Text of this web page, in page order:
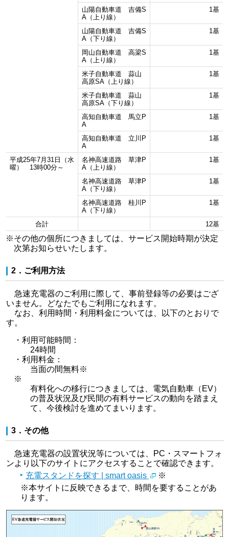
山陽自動車道 吉備S
A（上り線）
1基
山陽自動車道 吉備S
A（下り線）
1基
岡山自動車道 高梁S
A（上り線）
1基
米子自動車道 蒜山
高原SA（上り線）
1基
米子自動車道 蒜山
高原SA（下り線）
1基
高知自動車道 馬立P
A
1基
高知自動車道 立川P
A
1基
平成25年7月31日（水
曜） 13時00分～
名神高速道路 草津P
A（上り線）
1基
名神高速道路 草津P
A（下り線）
1基
名神高速道路 桂川P
A（下り線）
1基
合計 12基
※その他の個所につきましては、サービス開始時期が決定
次第お知らせいたします。
2．ご利用方法
急速充電器のご利用に際して、事前登録等の必要はござ
いません。どなたでもご利用になれます。
なお、利用時間・利用料金については、以下のとおりで
す。
・利用可能時間：
24時間
・利用料金：
当面の間無料※
※
有料化への移行につきましては、電気自動車（EV）
の普及状況及び民間の有料サービスの動向を踏まえ
て、今後検討を進めてまいります。
3．その他
急速充電器の設置状況等については、PC・スマートフォ
ンより以下のサイトにアクセスすることで確認できます。
充電スタンドを探す | smart oasis
※
※本サイトに反映できるまで、時間を要することがあ
ります。